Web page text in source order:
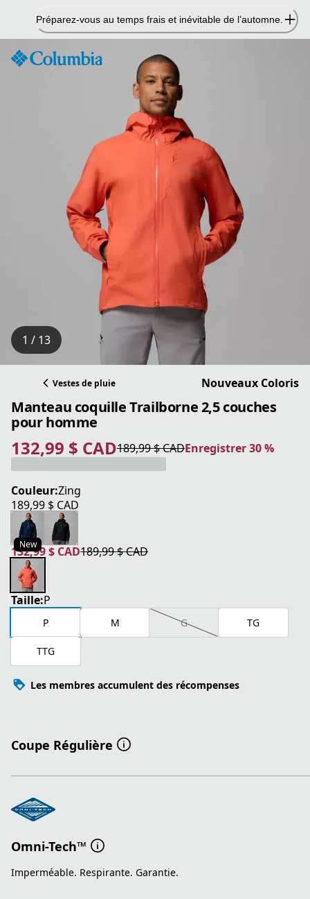
contenu
Préparez-vous au temps frais et inévitable de l’automne.
1 / 13
Vestes de pluie Nouveaux Coloris
Manteau coquille Trailborne 2,5 couches
pour homme
132,99 $ CAD
prix actuel 132,99 $ CAD189,99 $ CAD
prix original 189,99 $ CAD Enregistrer 30 %
Enregistrer 30 %
Couleur:Zing
189,99 $ CAD
prix actuel 189,99 $ CAD
New
132,99 $ CAD
prix actuel 132,99 $ CAD
189,99 $ CAD
prix original 189,99 $ CAD
Taille:P
P M G TG
TTG
Les membres accumulent des récompenses
Coupe Régulière
Omni-Tech™
Imperméable. Respirante. Garantie.